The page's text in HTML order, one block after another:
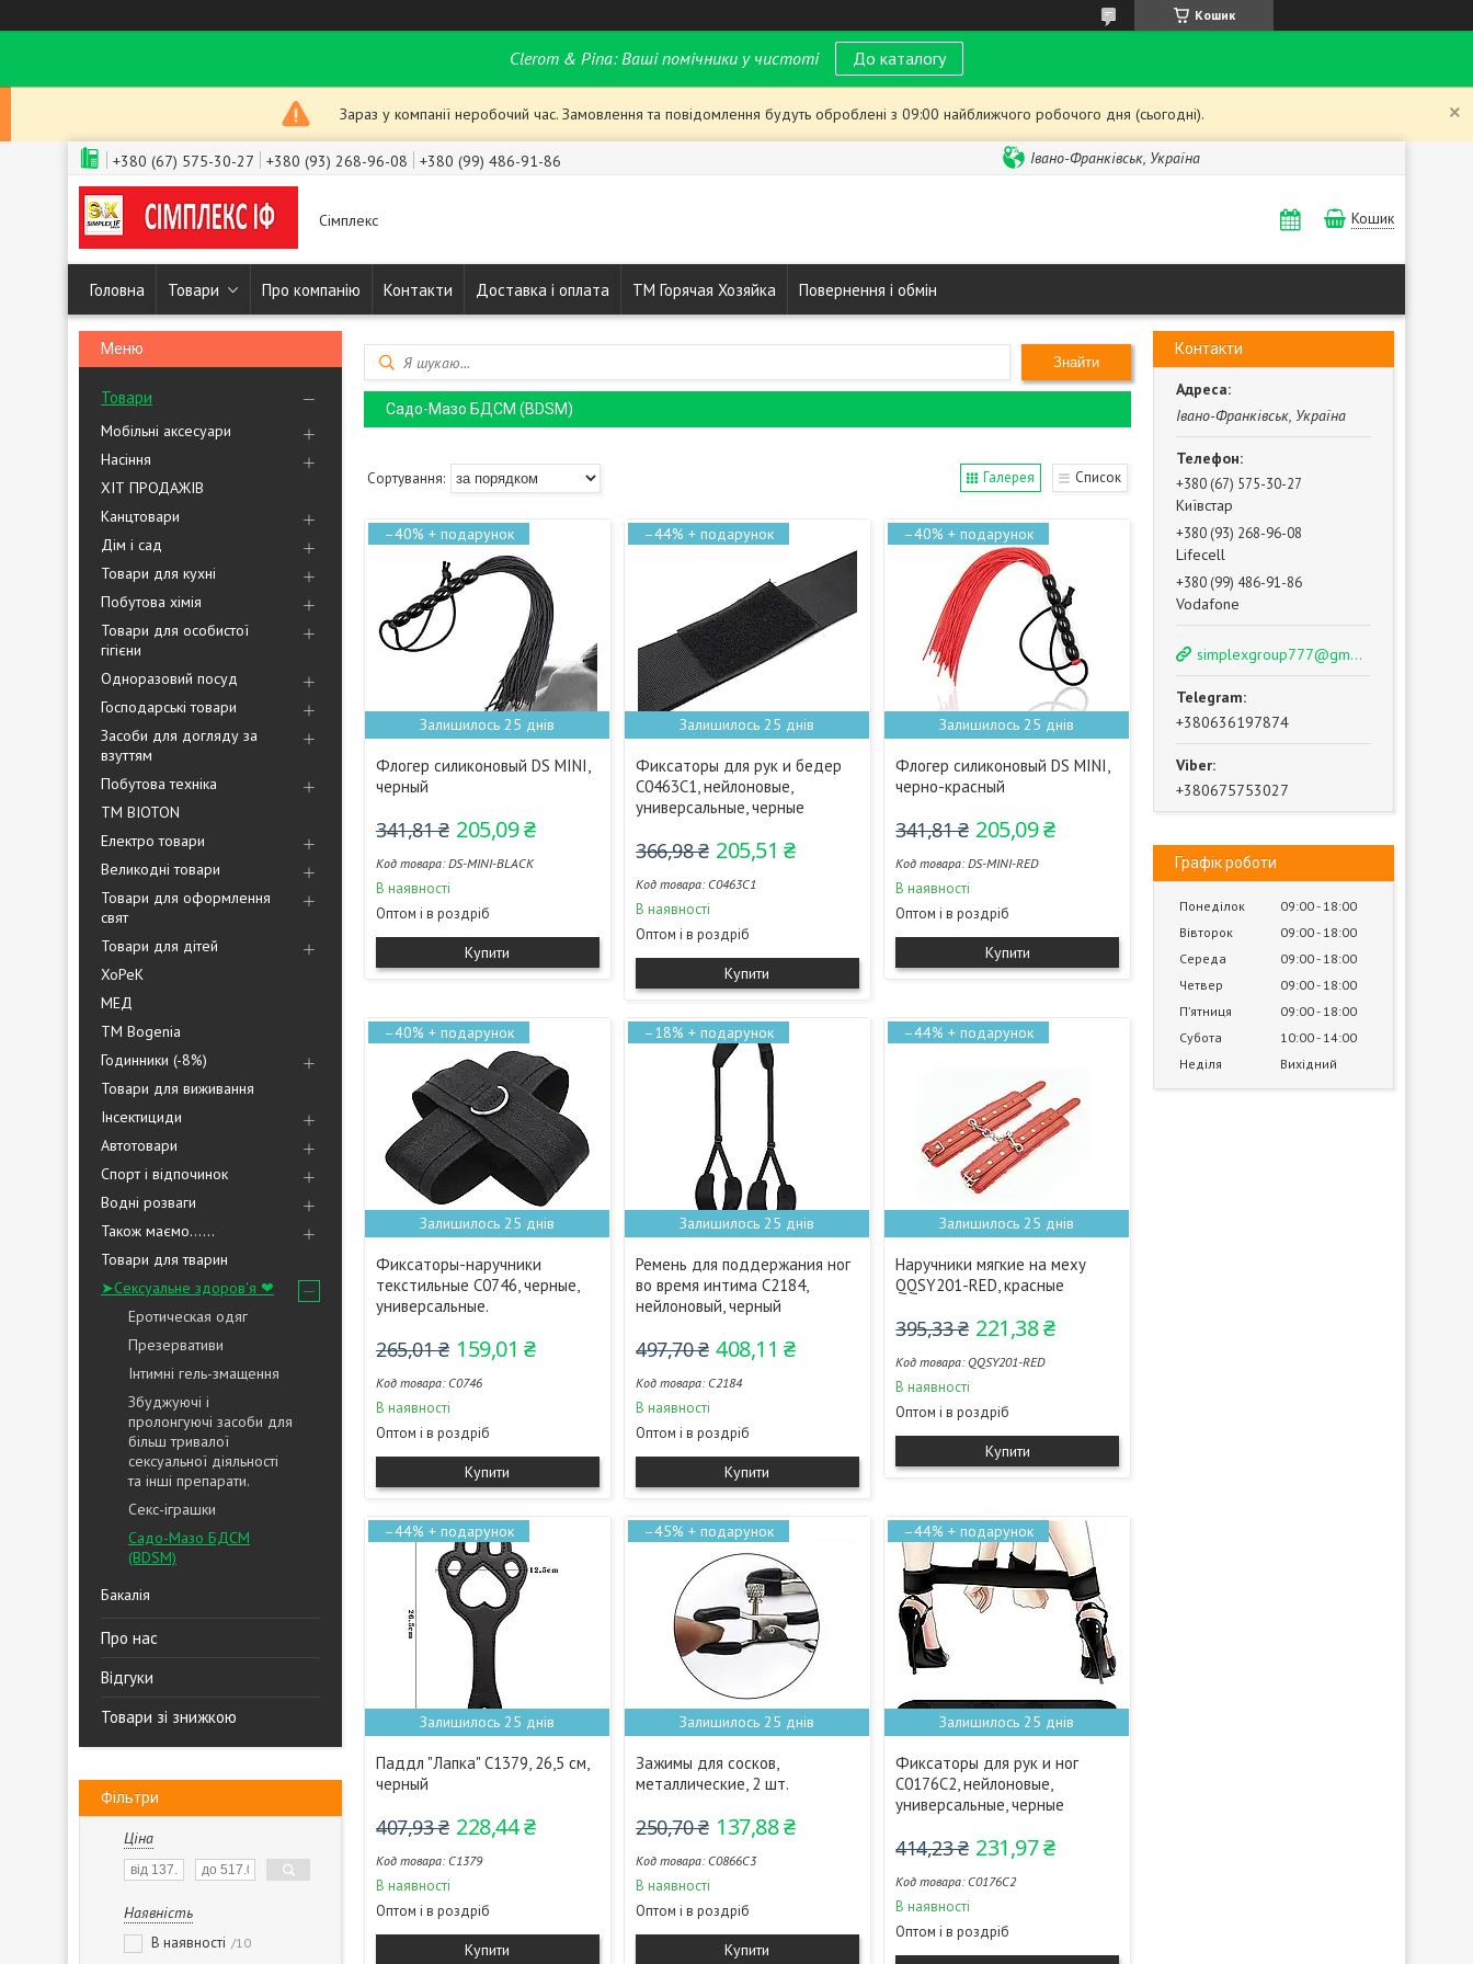
Кошик
Clerom & Pina: Ваші помічники у чистоті До каталогу
Зараз у компанії неробочий час. Замовлення та повідомлення будуть оброблені з 09:00 найближчого робочого дня (сьогодні).
+380 (67) 575-30-27 +380 (93) 268-96-08 +380 (99) 486-91-86 Івано-Франківськ, Україна
Сімплекс Кошик
Головна Товари Про компанію Контакти Доставка і оплата ТМ Горячая Хозяйка Повернення і обмін
Товари
Мобільні аксесуари
Насіння
ХІТ ПРОДАЖІВ
Канцтовари
Дім і сад
Товари для кухні
Побутова хімія
Товари для особистої
гігієни
Одноразовий посуд
Господарські товари
Засоби для догляду за
взуттям
Побутова техніка
ТМ BIOTON
Електро товари
Великодні товари
Товари для оформлення
свят
Товари для дітей
ХоРеК
МЕД
ТМ Bogenia
Годинники (-8%)
Товари для виживання
Інсектициди
Автотовари
Спорт і відпочинок
Водні розваги
Також маємо......
Товари для тварин
➤Сексуальне здоров'я ❤
Еротическая одяг
Презервативи
Інтимні гель-змащення
Збуджуючі і
пролонгуючі засоби для
більш тривалої
сексуальної діяльності
та інші препарати.
Секс-іграшки
Садо-Мазо БДСМ
(BDSM)
Бакалія
Про нас
Відгуки
Товари зі знижкою
Фільтри
Ціна
Наявність
В наявності 10
Знайти
Садо-Мазо БДСМ (BDSM)
Галерея Список
–40%
Залишилось 25 днів
Флогер силиконовый DS MINI,
черный
341,81 ₴ 205,09 ₴
DS-MINI-BLACK
В наявності
Оптом і в роздріб
Купити
–44%
Залишилось 25 днів
Фиксаторы для рук и бедер
С0463С1, нейлоновые,
универсальные, черные
366,98 ₴ 205,51 ₴
С0463С1
В наявності
Оптом і в роздріб
Купити
–40%
Залишилось 25 днів
Флогер силиконовый DS MINI,
черно-красный
341,81 ₴ 205,09 ₴
DS-MINI-RED
В наявності
Оптом і в роздріб
Купити
–40%
Залишилось 25 днів
Фиксаторы-наручники
текстильные С0746, черные,
универсальные.
265,01 ₴ 159,01 ₴
С0746
В наявності
Оптом і в роздріб
Купити
–18%
Залишилось 25 днів
Ремень для поддержания ног
во время интима С2184,
нейлоновый, черный
497,70 ₴ 408,11 ₴
С2184
В наявності
Оптом і в роздріб
Купити
–44%
Залишилось 25 днів
Наручники мягкие на меху
QQSY201-RED, красные
395,33 ₴ 221,38 ₴
QQSY201-RED
В наявності
Оптом і в роздріб
Купити
–44%
Залишилось 25 днів
Паддл "Лапка" C1379, 26,5 см,
черный
407,93 ₴ 228,44 ₴
C1379
В наявності
Оптом і в роздріб
Купити
–45%
Залишилось 25 днів
Зажимы для сосков,
металлические, 2 шт.
250,70 ₴ 137,88 ₴
C0866C3
В наявності
Оптом і в роздріб
Купити
–44%
Залишилось 25 днів
Фиксаторы для рук и ног
С0176С2, нейлоновые,
универсальные, черные
414,23 ₴ 231,97 ₴
С0176С2
В наявності
Оптом і в роздріб
Контакти
Івано-Франківськ, Україна
+380 (67) 575-30-27
Київстар
+380 (93) 268-96-08
Lifecell
+380 (99) 486-91-86
Vodafone
simplexgroup777@gmail.com
+380636197874
+380675753027
Графік роботи
Понеділок 09:00 18:00
Вівторок
09:00 18:00
Середа
09:00 18:00
Четвер
09:00 18:00
Пʼятниця
09:00 18:00
Субота
10:00 14:00
Неділя
Вихідний